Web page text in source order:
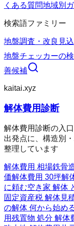
くある質問地域別
検索語ファミリー
地盤調査・改良 見
地盤チェッカーの
善候補
kaitai.xyz
解体費用診断
解体費用診断の入
出発点に、構造別
整理しています
解体費用 相場鉄骨
価解体費用 30坪解
に頼む空き家 解体
固定資産税 解体見
の解体 何から始め
用残置物 処分 解体